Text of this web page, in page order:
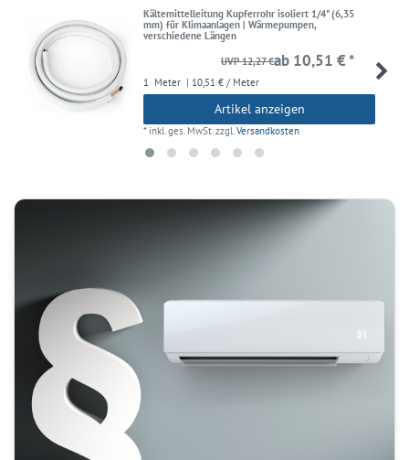
Kältemittelleitung Kupferrohr isoliert 1/4" (6,35
mm) für Klimaanlagen | Wärmepumpen,
verschiedene Längen
UVP 12,27 €ab 10,51 € *
1 Meter | 10,51 € / Meter
Artikel anzeigen
* inkl. ges. MwSt.zzgl.Versandkosten